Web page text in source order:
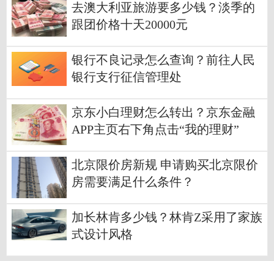
去澳大利亚旅游要多少钱？淡季的
跟团价格十天20000元
银行不良记录怎么查询？前往人民
银行支行征信管理处
京东小白理财怎么转出？京东金融
APP主页右下角点击“我的理财”
北京限价房新规 申请购买北京限价
房需要满足什么条件？
加长林肯多少钱？林肯Z采用了家族
式设计风格